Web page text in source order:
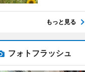
もっと見る
フォトフラッシュ